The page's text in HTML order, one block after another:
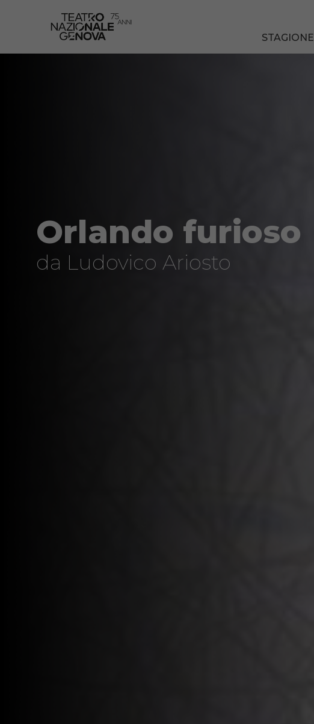
Orlando furioso
da Ludovico Ariosto
STAGIONE